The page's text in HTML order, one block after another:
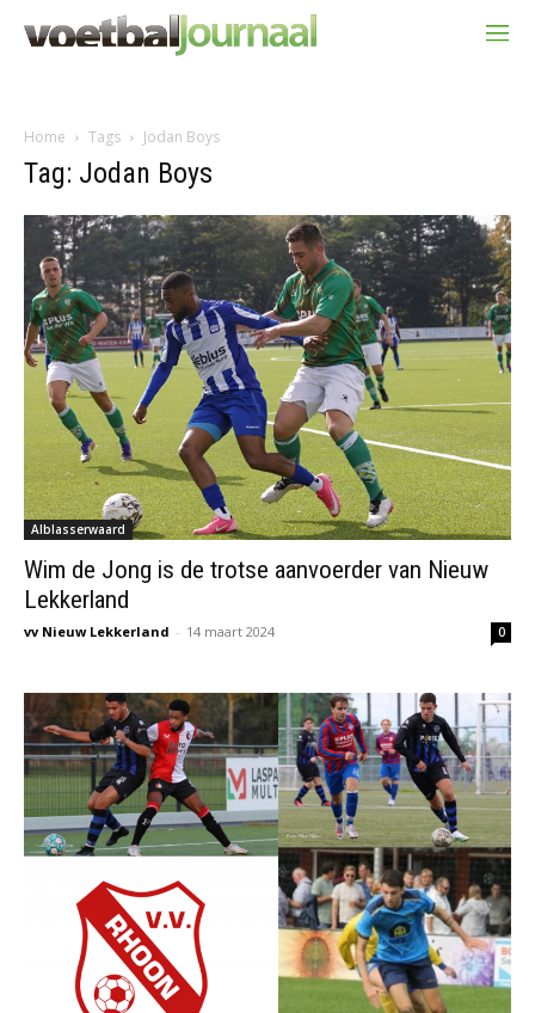
Home Tags Jodan Boys
Tag: Jodan Boys
Alblasserwaard
Wim de Jong is de trotse aanvoerder van Nieuw
Lekkerland
vv Nieuw Lekkerland - 14 maart 2024 0